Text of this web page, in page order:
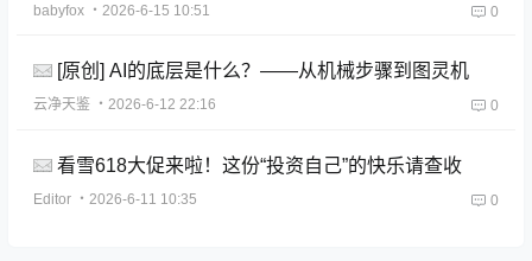
babyfox ・2026-6-15 10:51 0
[原创] AI的底层是什么？——从机械步骤到图灵机
云净天鉴 ・2026-6-12 22:16 0
看雪618大促来啦！这份“投资自己”的快乐请查收
Editor ・2026-6-11 10:35 0